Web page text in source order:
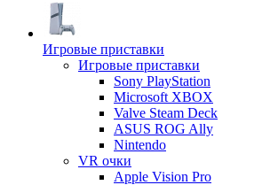
Игровые приставки
Игровые приставки
Sony PlayStation
Microsoft XBOX
Valve Steam Deck
ASUS ROG Ally
Nintendo
VR очки
Apple Vision Pro